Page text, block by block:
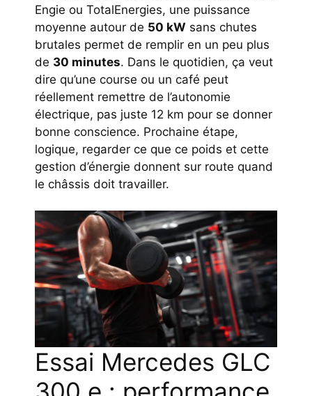
Engie ou TotalEnergies, une puissance
moyenne autour de 50 kW sans chutes
brutales permet de remplir en un peu plus
de 30 minutes. Dans le quotidien, ça veut
dire qu’une course ou un café peut
réellement remettre de l’autonomie
électrique, pas juste 12 km pour se donner
bonne conscience. Prochaine étape,
logique, regarder ce que ce poids et cette
gestion d’énergie donnent sur route quand
le châssis doit travailler.
Essai Mercedes GLC